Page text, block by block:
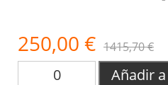
250,00 € 1415,70 €
Añadir